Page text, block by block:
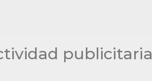
publicitaria